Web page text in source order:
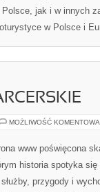
jak i w innych
w Polsce i
MOŻLIWOŚĆ
www poświęcona
historia spotyka
przygody i